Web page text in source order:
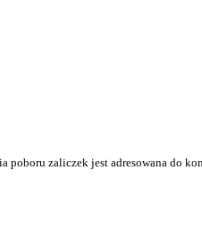
poboru zaliczek jest adresowana do